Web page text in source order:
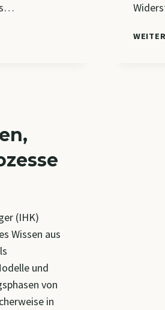
(IHK)
Wissen aus
und
von
in